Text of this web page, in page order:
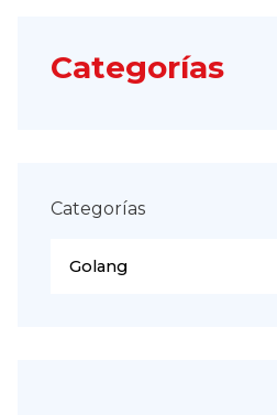
Categorías
Categorías